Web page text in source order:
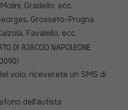
Gradello, ecc.
Grosseto-Prugna,
Favalello, ecc.
di Ajaccio Napoleone
volo, riceverete un SMS di
dell'autista